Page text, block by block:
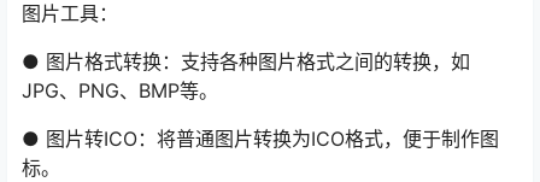
图片工具：
● 图片格式转换：支持各种图片格式之间的转换，如
JPG、PNG、BMP等。
● 图片转ICO：将普通图片转换为ICO格式，便于制作图
标。